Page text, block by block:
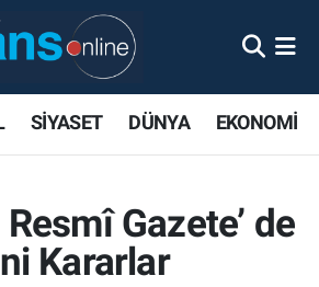
SİYASET DÜNYA EKONOMİ
Gazete’ de
Kararlar